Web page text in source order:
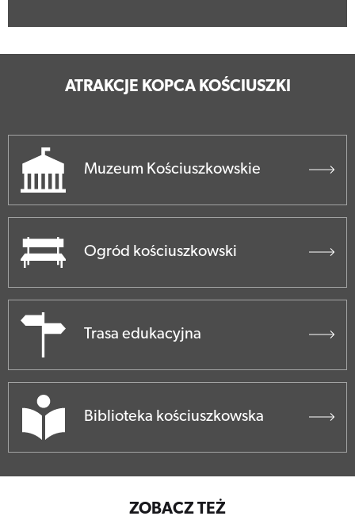
ATRAKCJE KOPCA KOŚCIUSZKI
Muzeum Kościuszkowskie
Ogród kościuszkowski
Trasa edukacyjna
Biblioteka kościuszkowska
ZOBACZ TEŻ